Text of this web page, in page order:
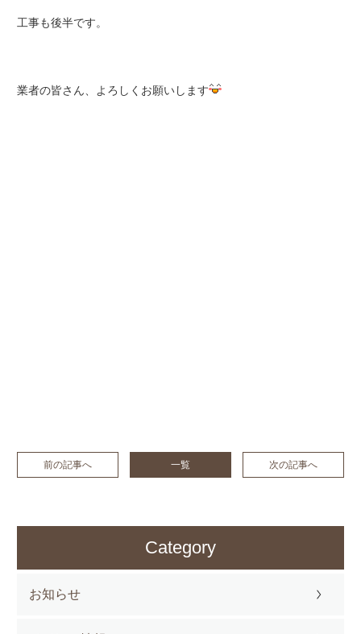
工事も後半です。
業者の皆さん、よろしくお願いします
前の記事へ 一覧 次の記事へ
Category
お知らせ